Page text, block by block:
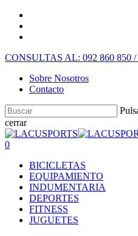
CONSULTAS AL: 092 860 850 /
Sobre Nosotros
Contacto
cerrar
0
BICICLETAS
EQUIPAMIENTO
INDUMENTARIA
DEPORTES
FITNESS
JUGUETES